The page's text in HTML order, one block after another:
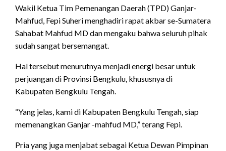
Wakil Ketua Tim Pemenangan Daerah (TPD) Ganjar-
Mahfud, Fepi Suheri menghadiri rapat akbar se-Sumatera
Sahabat Mahfud MD dan mengaku bahwa seluruh pihak
sudah sangat bersemangat.
Hal tersebut menurutnya menjadi energi besar untuk
perjuangan di Provinsi Bengkulu, khususnya di
Kabupaten Bengkulu Tengah.
“Yang jelas, kami di Kabupaten Bengkulu Tengah, siap
memenangkan Ganjar -mahfud MD,” terang Fepi.
Pria yang juga menjabat sebagai Ketua Dewan Pimpinan